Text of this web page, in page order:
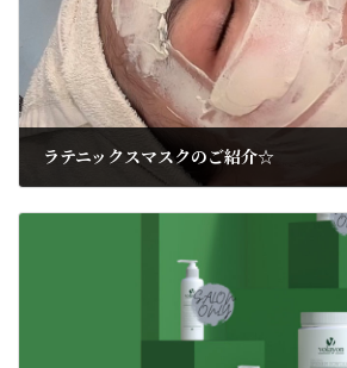
ラテニックスマスクのご紹介☆